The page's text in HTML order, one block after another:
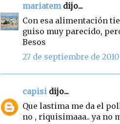
mariatemdijo...
Con esa alimentación
guiso muy parecido,
Besos
27 de septiembre de 2010
capisi dijo...
Que lastima me da el
no , riquisimaaa.. ya no